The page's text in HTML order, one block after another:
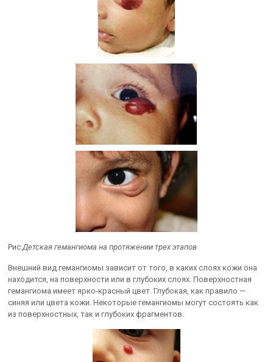
Рис:Детская гемангиома на протяжении трех этапов
Внешний вид гемангиомы зависит от того, в каких слоях кожи она
находится, на поверхности или в глубоких слоях. Поверхностная
гемангиома имеет ярко-красный цвет. Глубокая, как правило —
синяя или цвета кожи. Некоторые гемангиомы могут состоять как
из поверхностных, так и глубоких фрагментов.